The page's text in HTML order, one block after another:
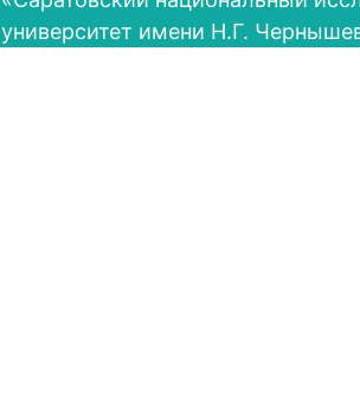
университет имени Н.Г.